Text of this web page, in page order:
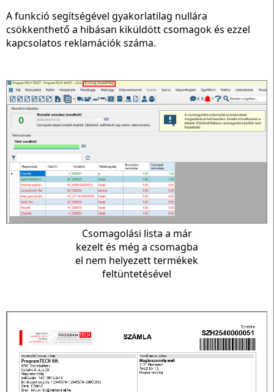
A funkció segítségével gyakorlatilag nullára
csökkenthető a hibásan kiküldött csomagok és ezzel
kapcsolatos reklamációk száma.
Csomagolási lista a már
kezelt és még a csomagba
el nem helyezett termékek
feltüntetésével